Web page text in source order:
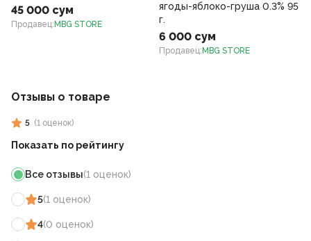
45 000 сум
Продавец: MBG STORE
ягоды-яблоко-груша 0.3% 95
г.
6 000 сум
Продавец: MBG STORE
Отзывы о товаре
5 (1 оценок)
Показать по рейтингу
Все отзывы(1 оценок)
5(1 оценок)
4(0 оценок)